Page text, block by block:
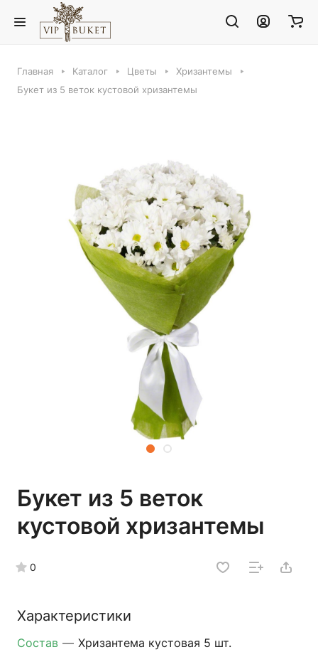
Главная Каталог Цветы
Хризантемы
Букет из 5 веток кустовой хризантемы
Букет из 5 веток
кустовой хризантемы
0
Характеристики
Состав — Хризантема кустовая 5 шт.